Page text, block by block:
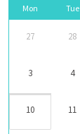
Mon Tue
27 28
3 4
10 11